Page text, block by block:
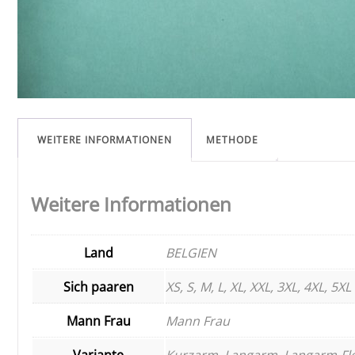
WEITERE INFORMATIONEN METHODE
Weitere Informationen
Land
BELGIEN
Sich paaren
XS, S, M, L, XL, XXL, 3XL, 4XL, 5XL
Mann Frau
Mann Frau